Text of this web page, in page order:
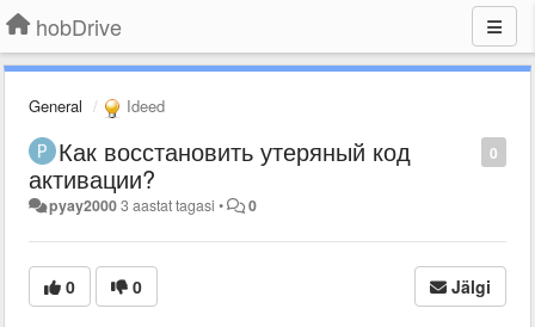
hobDrive
General Ideed
0
Как восстановить утеряный код
активации?
pyay20003 aastat tagasi • 0
0 0 Jälgi